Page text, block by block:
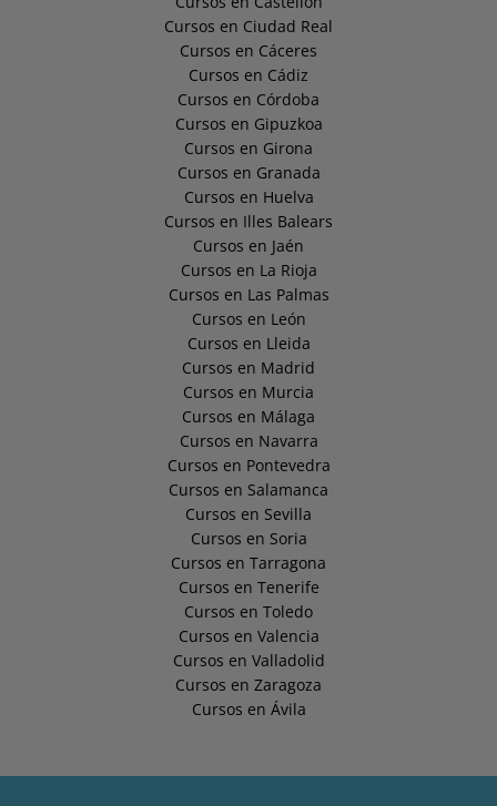
Cursos en Ciudad Real
Cursos en Cáceres
Cursos en Cádiz
Cursos en Córdoba
Cursos en Gipuzkoa
Cursos en Girona
Cursos en Granada
Cursos en Huelva
Cursos en Illes Balears
Cursos en Jaén
Cursos en La Rioja
Cursos en Las Palmas
Cursos en León
Cursos en Lleida
Cursos en Madrid
Cursos en Murcia
Cursos en Málaga
Cursos en Navarra
Cursos en Pontevedra
Cursos en Salamanca
Cursos en Sevilla
Cursos en Soria
Cursos en Tarragona
Cursos en Tenerife
Cursos en Toledo
Cursos en Valencia
Cursos en Valladolid
Cursos en Zaragoza
Cursos en Ávila